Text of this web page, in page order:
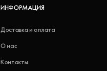
ИНФОРМАЦИЯ
Доставка и оплата
О нас
Контакты